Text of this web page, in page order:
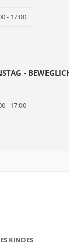
- 17:00
-
- 17:00
KINDES